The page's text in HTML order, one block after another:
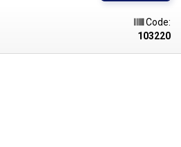
Code:
103220